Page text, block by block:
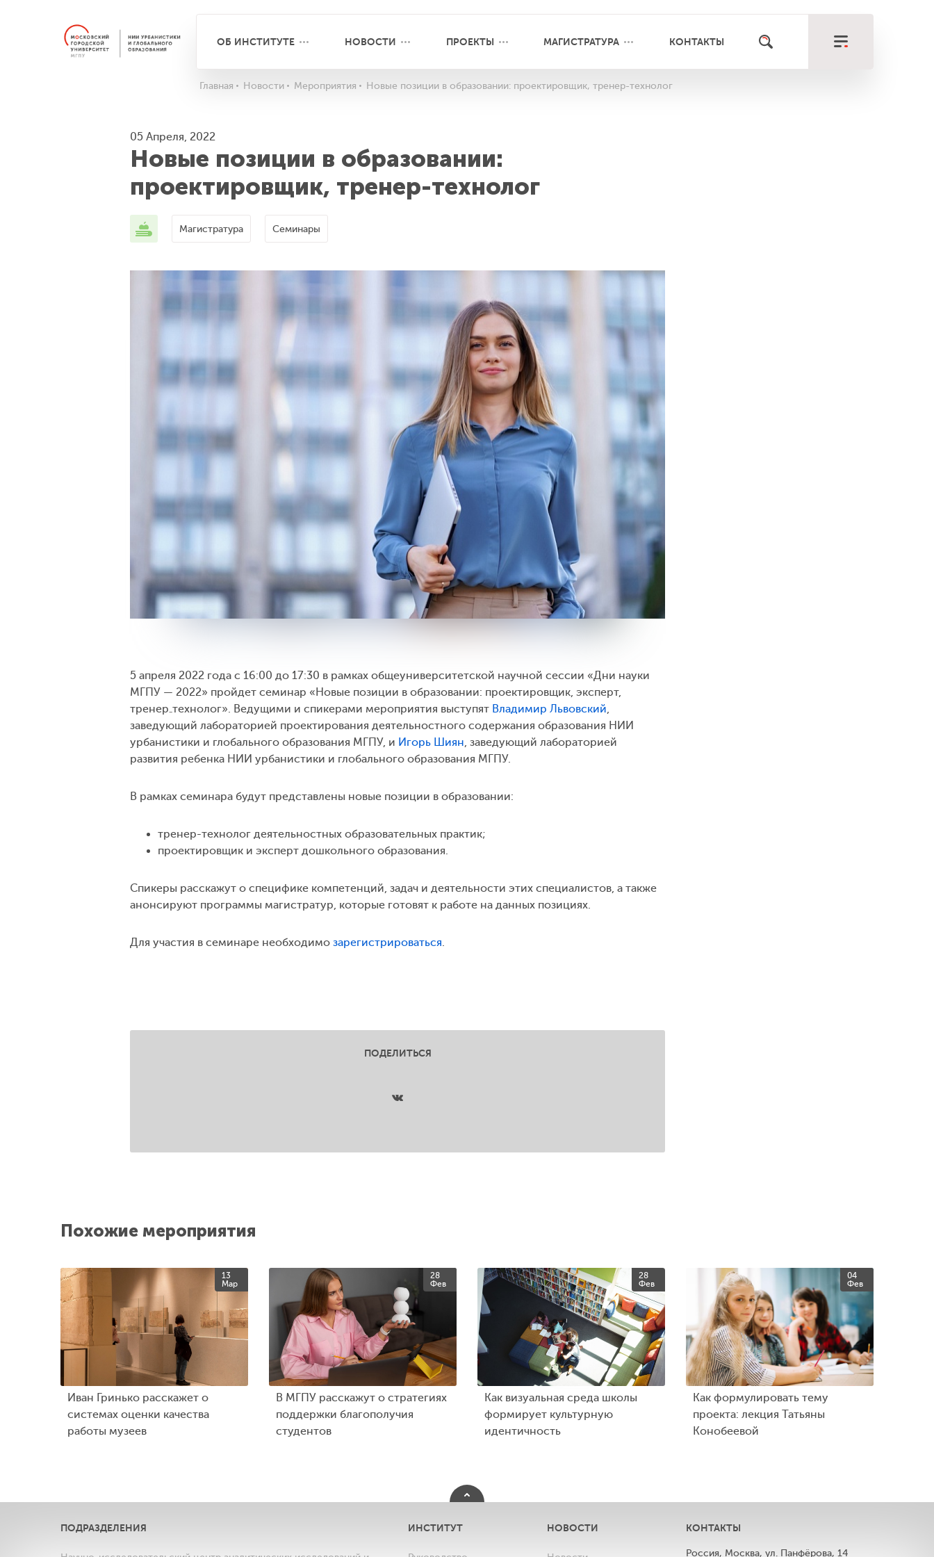
ОБ ИНСТИТУТЕ НОВОСТИ ПРОЕКТЫ МАГИСТРАТУРА КОНТАКТЫ
Главная Новости Мероприятия Новые позиции в образовании: проектировщик, тренер-технолог
05 Апреля, 2022
Новые позиции в образовании:
проектировщик, тренер-технолог
Магистратура Семинары
5 апреля 2022 года с 16:00 до 17:30 в рамках общеуниверситетской научной сессии «Дни науки
МГПУ — 2022» пройдет семинар «Новые позиции в образовании: проектировщик, эксперт,
тренер₋технолог». Ведущими и спикерами мероприятия выступят Владимир Львовский
заведующий лабораторией проектирования деятельностного содержания образования НИИ
урбанистики и глобального образования МГПУ, и Игорь Шиян , заведующий лабораторией
развития ребенка НИИ урбанистики и глобального образования МГПУ.
В рамках семинара будут представлены новые позиции в образовании:
тренер-технолог деятельностных образовательных практик;
проектировщик и эксперт дошкольного образования.
Спикеры расскажут о специфике компетенций, задач и деятельности этих специалистов, а также
анонсируют программы магистратур, которые готовят к работе на данных позициях.
Для участия в семинаре необходимо зарегистрироваться
ПОДЕЛИТЬСЯ
Похожие мероприятия
13
Мар
Иван Гринько расскажет о
системах оценки качества
работы музеев
28
Фев
В МГПУ расскажут о стратегиях
поддержки благополучия
студентов
28
Фев
Как визуальная среда школы
формирует культурную
идентичность
04
Фев
Как формулировать тему
проекта: лекция Татьяны
Конобеевой
ПОДРАЗДЕЛЕНИЯ ИНСТИТУТ НОВОСТИ КОНТАКТЫ
Россия, Москва, ул. Панфёрова, 14